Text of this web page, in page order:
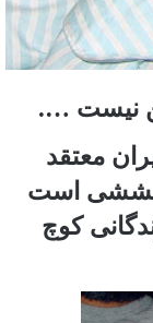
نیست ….
معتقد
است
کوچ